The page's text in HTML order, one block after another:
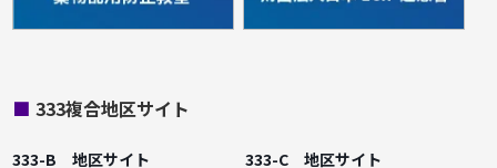
■ 333複合地区サイト
333-B 地区サイト 333-C 地区サイト